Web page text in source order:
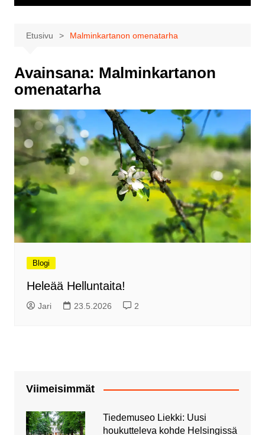
Etusivu Malminkartanon omenatarha
Avainsana: Malminkartanon
omenatarha
Blogi
Heleää Helluntaita!
Jari 23.5.2026 2
Viimeisimmät
Tiedemuseo Liekki: Uusi
houkutteleva kohde Helsingissä